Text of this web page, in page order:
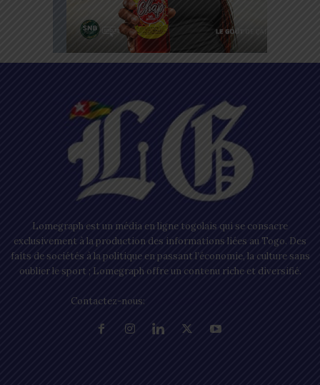
Lomegraph est un média en ligne togolais qui se consacre
exclusivement à la production des informations liées au Togo. Des
faits de sociétés à la politique en passant l’économie, la culture sans
oublier le sport ; Lomegraph offre un contenu riche et diversifié.
Contactez-nous: